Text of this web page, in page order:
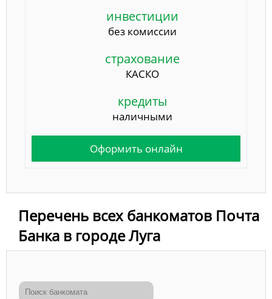
инвестиции
без комиссии
страхование
КАСКО
кредиты
наличными
Оформить онлайн
Перечень всех банкоматов Почта
Банка в городе Луга